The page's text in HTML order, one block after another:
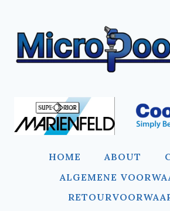
HOME ABOUT
ALGEMENE